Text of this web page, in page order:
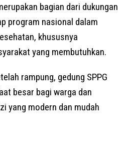
bagian dari dukungan
program nasional dalam
khususnya
yang membutuhkan.
rampung, gedung SPPG
besar bagi warga dan
yang modern dan mudah